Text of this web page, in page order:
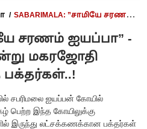
SABARIMALA: ”சாமியே சரணம்
சரணம் ஐயப்பா” -
மகரஜோதி
பக்தர்கள்..!
சபரிமலை ஐயப்பன் கோயில்
பெற்ற இந்த கோயிலுக்கு
இருந்து லட்சக்கணக்கான பக்தர்கள்